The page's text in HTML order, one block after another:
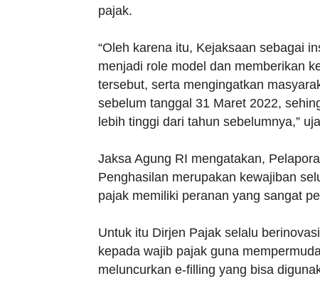
pajak.
“Oleh karena itu, Kejaksaan sebagai
menjadi role model dan memberikan
tersebut, serta mengingatkan
sebelum tanggal 31 Maret 2022,
lebih tinggi dari tahun sebelumnya,”
Jaksa Agung RI mengatakan,
Penghasilan merupakan kewajiban
pajak memiliki peranan yang sangat
Untuk itu Dirjen Pajak selalu
kepada wajib pajak guna
meluncurkan e-filling yang bisa